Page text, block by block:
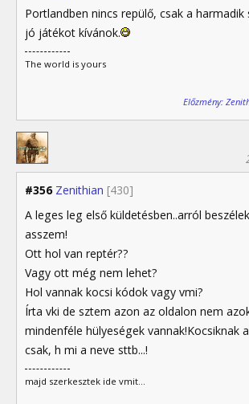
Portlandben nincs repülő, csak a harmadik
jó játékot kívánok.
The world is yours
Előzmény:
#356 Zenithian [430]
A leges leg első küldetésben..arról
asszem!
Ott hol van reptér??
Vagy ott még nem lehet?
Hol vannak kocsi kódok vagy vmi?
Írta vki de sztem azon az oldalon nem
mindenféle hülyeségek vannak!Kocsiknak
csak, h mi a neve sttb...!
majd szerkesztek ide vmit...